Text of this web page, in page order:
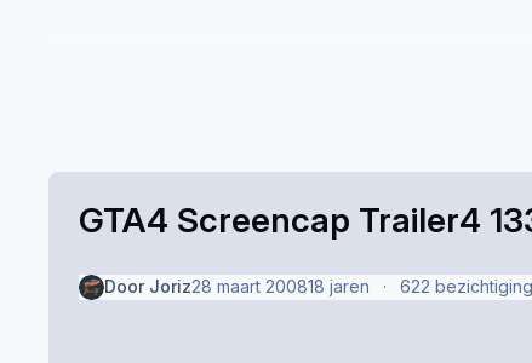
GTA4 Screencap Trailer4
Door Joriz28 maart 200818 jaren 622